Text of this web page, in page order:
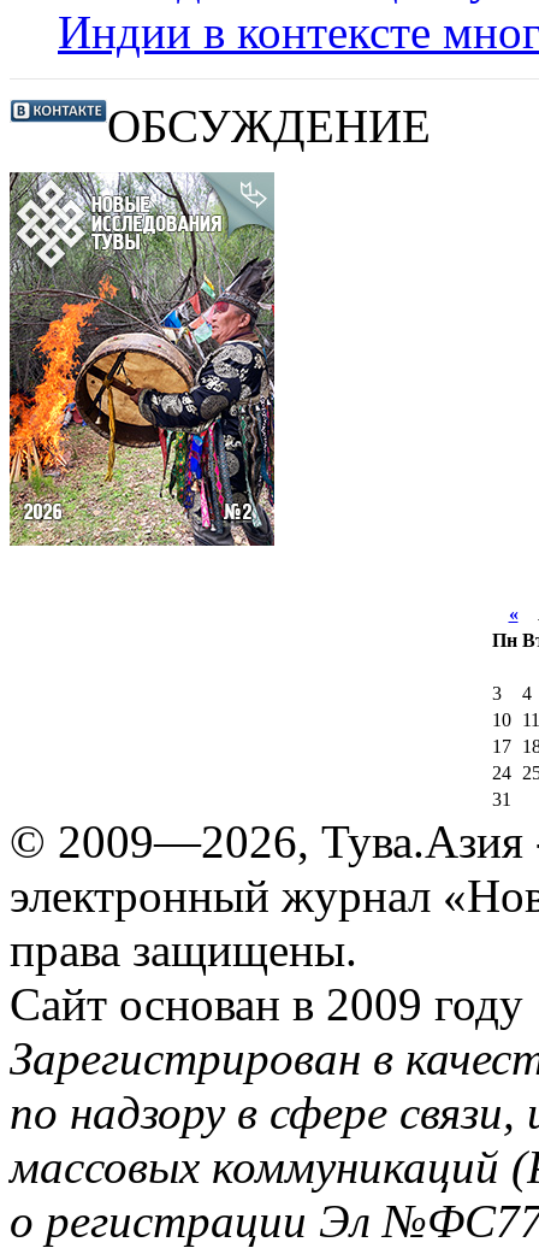
Индии в контексте
ОБСУЖДЕНИЕ
«
Пн
3
4
10
11
17
24
31
© 2009—2026, Тува.Азия
электронный журнал
права защищены.
Сайт основан в 2009 году
Зарегистрирован в
по надзору в сфере
массовых коммуникаций
о регистрации Эл